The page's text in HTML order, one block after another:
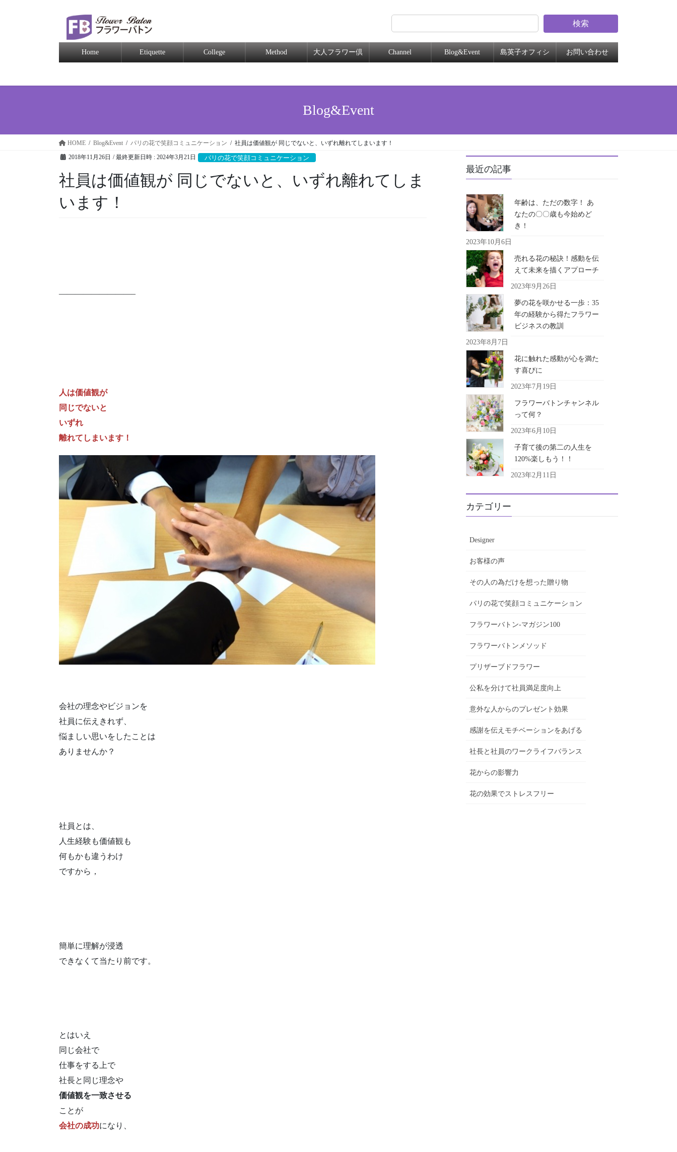
検索
Home Etiquette College Method 大人フラワー倶 Channel Blog&Event 島英子オフィシ お問い合わせ
Blog&Event
HOME Blog&Event パリの花で笑顔コミュニケーション
社員は価値観が 同じでないと、いずれ離れてしまいます！
2018年11月26日 / 最終更新日時 : 2024年3月21日 パリの花で笑顔コミュニケーション
社員は価値観が 同じでないと、いずれ離れてしま
います！
—————————–
人は価値観が
同じでないと
いずれ
離れてしまいます！
会社の理念やビジョンを
社員に伝えきれず、
悩ましい思いをしたことは
ありませんか？
社員とは、
人生経験も価値観も
何もかも違うわけ
ですから，
簡単に理解が浸透
できなくて当たり前です。
とはいえ
同じ会社で
仕事をする上で
社長と同じ理念や
価値観を一致させる
ことが
会社の成功になり、
最近の記事
年齢は、ただの数字！ あ
なたの〇〇歳も今始めど
き！
2023年10月6日
売れる花の秘訣！感動を伝
えて未来を描くアプローチ
2023年9月26日
夢の花を咲かせる一歩：35
年の経験から得たフラワー
ビジネスの教訓
2023年8月7日
花に触れた感動が心を満た
す喜びに
2023年7月19日
フラワーバトンチャンネル
って何？
2023年6月10日
子育て後の第二の人生を
120%楽しもう！！
2023年2月11日
カテゴリー
Designer
お客様の声
その人の為だけを想った贈り物
パリの花で笑顔コミュニケーション
フラワーバトン-マガジン100
フラワーバトンメソッド
プリザーブドフラワー
公私を分けて社員満足度向上
意外な人からのプレゼント効果
感謝を伝えモチベーションをあげる
社長と社員のワークライフバランス
花からの影響力
花の効果でストレスフリー